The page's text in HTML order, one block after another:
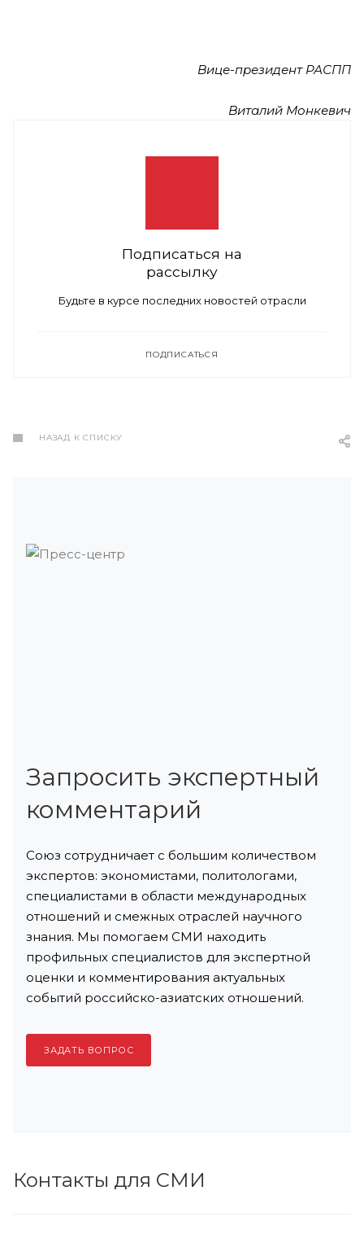
Вице-президент РАСПП
Виталий Монкевич
Подписаться на
рассылку
Будьте в курсе последних новостей отрасли
ПОДПИСАТЬСЯ
НАЗАД К СПИСКУ
Запросить экспертный
комментарий
Союз сотрудничает с большим количеством
экспертов: экономистами, политологами,
специалистами в области международных
отношений и смежных отраслей научного
знания. Мы помогаем СМИ находить
профильных специалистов для экспертной
оценки и комментирования актуальных
событий российско-азиатских отношений.
ЗАДАТЬ ВОПРОС
Контакты для СМИ